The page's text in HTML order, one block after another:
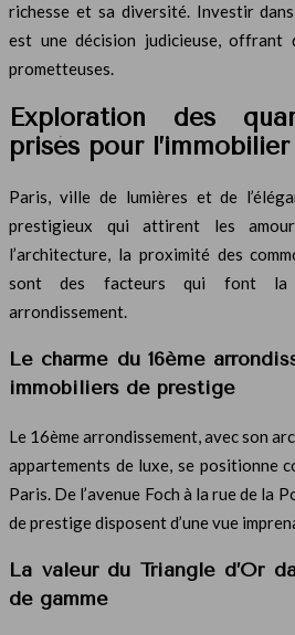
richesse et sa diversité. Investir
est une décision judicieuse, offrant
prometteuses.
Exploration des
prisés pour
Paris, ville de lumières et de
prestigieux qui attirent les
l’architecture, la proximité des
sont des facteurs qui font la
arrondissement.
Le charme du 16ème
immobiliers de prestige
Le 16ème arrondissement, avec son
appartements de luxe, se positionne
Paris. De l’avenue Foch à la rue de la
de prestige disposent d’une vue
La valeur du Triangle d’Or
de gamme